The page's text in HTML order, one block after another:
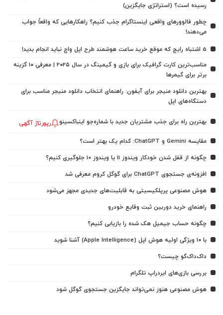
رسیده است؟ (استراتژی جایگزین)
چطور فالوورهای واقعی اینستاگرام جذب کنیم؟ راهکارهایی که واقعاً جواب
می‌دهند!
5 اشتباه رایج که موقع خرید ساعت هوشمند طرح اپل واچ نباید انجام بدید!
مناسب‌ترین کارت گرافیک برای بازی و گیمینگ در سال ۲۰۲۵ | معرفی ۱۰ گزینه
برتر برای گیمرها
بهترین دانلود منیجر برای آیفون: راهنمای انتخاب دانلود منیجر مناسب برای
دستگاه‌های اپل
بهترین راه برای جذب مشتریان جدید با شماره‌جو اینباکسینو رپورتاژ آگهی
مقایسه Gemini و ChatGPT: کدام یک بهتر است؟
چگونه از قفل شدن خودکار ویندوز 11 یا ویندوز 10 جلوگیری کنیم؟
افزونه‌ی جستجوی ChatGPT برای گوگل کروم معرفی شد
هوش مصنوعی پرپلکیسیتی به قابلیت‌های جدیدی مجهز می‌شود
راهنمای خرید دوربین ثبت وقایع خودرو
چگونه حساب جیمیل هک شده را بازیابی کنیم؟
با ۱۰ ویژگی اولیه هوش اپل (Apple Intelligence) آشنا شوید
داک‌داک‌گو چیست؟
بررسی بازی‌های ایردراپ تلگرام
هوش مصنوعی هنوز نمی‌تواند جایگزین جستجوی گوگل شود